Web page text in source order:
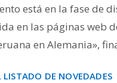
está en la fase de
en las páginas web
en Alemania»,
LISTADO DE NOVEDADES